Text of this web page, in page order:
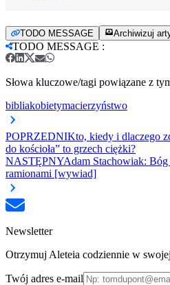
TODO MESSAGE Archiwizuj
TODO MESSAGE :
Słowa kluczowe/tagi powiązane z
bibliakobietymacierzyństwo
POPRZEDNIKto, kiedy i dlaczego
do kościoła” to grzech ciężki?
NASTĘPNYAdam Stachowiak:
ramionami [wywiad]
Newsletter
Otrzymuj Aleteia codziennie w
Twój adres e-mail